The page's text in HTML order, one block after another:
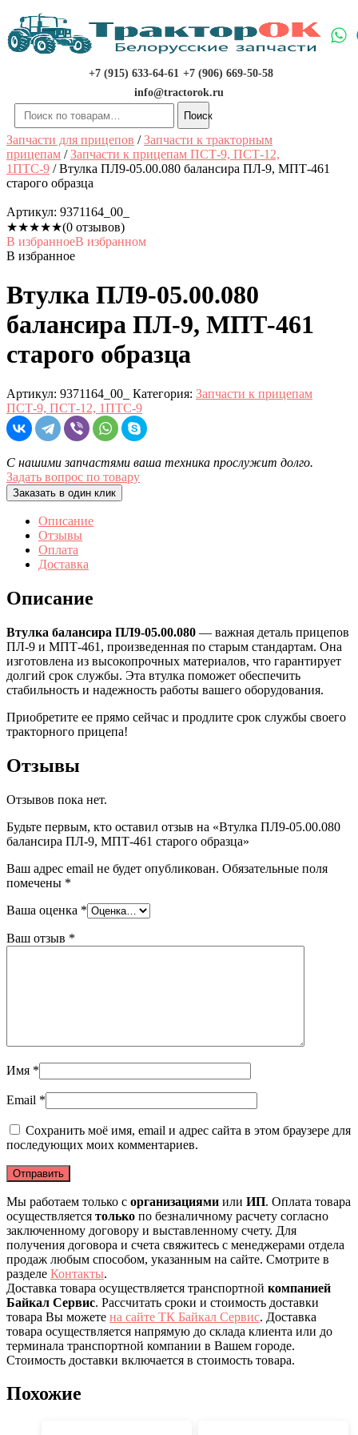
Перейти
содержимому
+7 (915) 633-64-61 +7 (906) 669-50-58
info@tractorok.ru
Искать:
Поиск
Запчасти для прицепов /Запчасти к тракторным
прицепам /Запчасти к прицепам ПСТ-9, ПСТ-12,
1ПТС-9 / Втулка ПЛ9-05.00.080 балансира ПЛ-9, МПТ-461
старого образца
Артикул: 9371164_00_
★★★★★(0 отзывов)
В избранноеВ избранном
В избранное
Втулка ПЛ9-05.00.080
балансира ПЛ-9, МПТ-461
старого образца
Артикул: 9371164_00_ Категория: Запчасти к прицепам
ПСТ-9, ПСТ-12, 1ПТС-9
С нашими запчастями ваша техника прослужит долго.
Задать вопрос по товару
Заказать в один клик
Описание
Отзывы
Оплата
Доставка
Описание
Втулка балансира ПЛ9-05.00.080 — важная деталь прицепов
ПЛ-9 и МПТ-461, произведенная по старым стандартам. Она
изготовлена из высокопрочных материалов, что гарантирует
долгий срок службы. Эта втулка поможет обеспечить
стабильность и надежность работы вашего оборудования.
Приобретите ее прямо сейчас и продлите срок службы своего
тракторного прицепа!
Отзывы
Отзывов пока нет.
Будьте первым, кто оставил отзыв на «Втулка ПЛ9-05.00.080
балансира ПЛ-9, МПТ-461 старого образца»
Ваш адрес email не будет опубликован. Обязательные поля
помечены *
Ваша оценка *
Ваш отзыв *
Имя *
Email *
Сохранить моё имя, email и адрес сайта в этом браузере для
последующих моих комментариев.
Мы работаем только с организациями или ИП. Оплата товара
осуществляется только по безналичному расчету согласно
заключенному договору и выставленному счету. Для
получения договора и счета свяжитесь с менеджерами отдела
продаж любым способом, указанным на сайте. Смотрите в
разделе Контакты.
Доставка товара осуществляется транспортной компанией
Байкал Сервис. Рассчитать сроки и стоимость доставки
товара Вы можете на сайте ТК Байкал Сервис. Доставка
товара осуществляется напрямую до склада клиента или до
терминала транспортной компании в Вашем городе.
Стоимость доставки включается в стоимость товара.
Похожие